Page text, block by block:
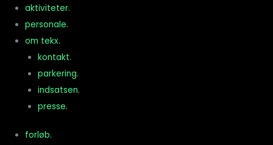
aktiviteter.
personale.
om tekx.
kontakt.
parkering.
indsatsen.
presse.
forløb.